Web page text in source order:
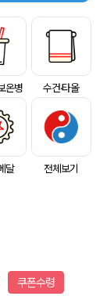
온병 수건·타올
달 전체보기
쿠폰수령